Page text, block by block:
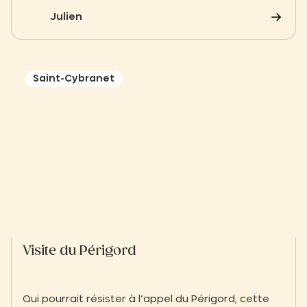
vous disposez.
Julien
Saint-Cybranet
Visite du Périgord
Qui pourrait résister à l’appel du Périgord, cette